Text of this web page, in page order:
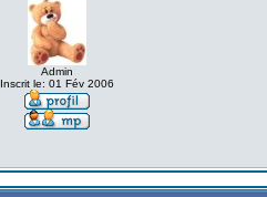
Admin
Inscrit le: 01 Fév 2006